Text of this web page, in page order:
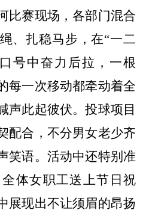
比赛现场，各部门混合
、扎稳马步，在“一二
号中奋力后拉，一根
每一次移动都牵动着全
声此起彼伏。投球项目
配合，不分男女老少齐
笑语。活动中还特别准
体女职工送上节日祝
展现出不让须眉的昂扬